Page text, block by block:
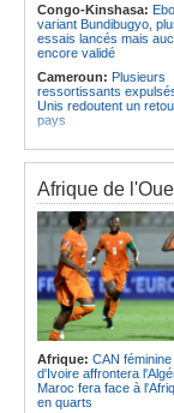
Congo-Kinshasa:
variant Bundibugyo,
essais lancés mais
encore validé
Cameroun: Plusieurs
ressortissants
Unis redoutent un
pays
Cameroun:Une
sensibilisation menée
aéroports contre le
protégées
Congo-Kinshasa:«
d'Ebola ne montre
ralentissement »
Centrafrique:Reprise
audiences criminelles
plusieurs mois de
Congo-Kinshasa:Où
projet d'échange de
entre Kinshasa et
Afrique de
Afrique: CAN
d'Ivoire affrontera
Maroc fera face à
en quarts